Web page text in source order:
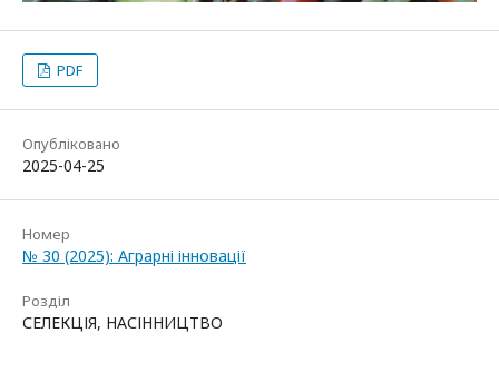
PDF
Опубліковано
2025-04-25
Номер
№ 30 (2025): Аграрні інновації
Розділ
СЕЛЕКЦІЯ, НАСІННИЦТВО